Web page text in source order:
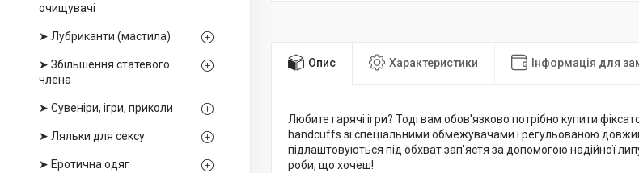
очищувачі
➤ Лубриканти (мастила)
➤ Збільшення статевого
члена
➤ Сувеніри, ігри, приколи
➤ Ляльки для сексу
➤ Еротична одяг
Опис Характеристики Інформація для
Любите гарячі ігри? Тоді вам обов'язково потрібно купити
handcuffs зі спеціальними обмежувачами і регульованою
підлаштовуються під обхват зап'ястя за допомогою надійної
роби, що хочеш!